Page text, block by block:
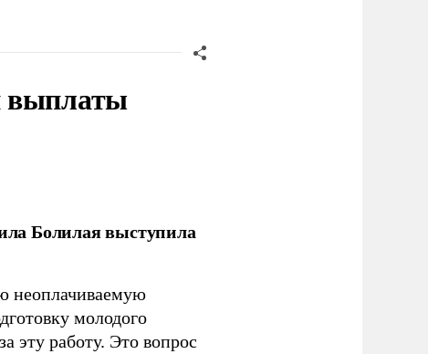
выплаты
Болилая выступила
неоплачиваемую
молодого
эту работу. Это вопрос